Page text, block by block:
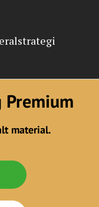
material.